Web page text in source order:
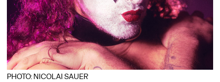
PHOTO: NICOLAI SAUER
COOKIE-EINSTELLUNGEN
Wir verwenden Cookies und Inhalte externer Anbieter auf
unserer Website. Notwendige Cookies sind essenziell, damit
Sie die Website nutzen können. Andere Cookies helfen uns,
die Website weiterzuentwickeln. Sie können Ihre Einwilligung